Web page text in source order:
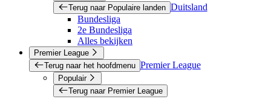
Terug naar Populaire landen Duitsland
Bundesliga
2e Bundesliga
Alles bekijken
Premier League
Terug naar het hoofdmenu Premier League
Populair
Terug naar Premier League